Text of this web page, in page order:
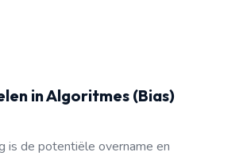
in Algoritmes (Bias)
is de potentiële overname en